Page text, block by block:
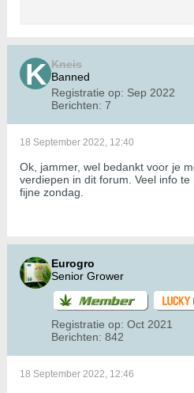
Kneis
Banned
Registratie op: Sep 2022
Berichten: 7
18 September 2022, 12:40
Ok, jammer, wel bedankt voor je
verdiepen in dit forum. Veel info te
fijne zondag.
Eurogro
Senior Grower
Registratie op: Oct 2021
Berichten: 842
18 September 2022, 12:46